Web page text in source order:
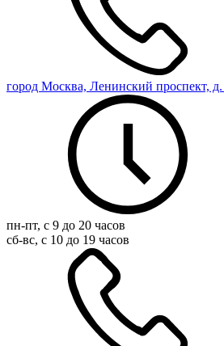
город Москва, Ленинский проспект, д.
пн-пт, с 9 до 20 часов
сб-вс, с 10 до 19 часов